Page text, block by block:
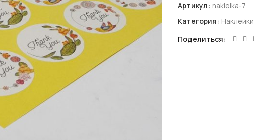
Артикул: nakleika-7
Категория: Наклейки
Поделиться